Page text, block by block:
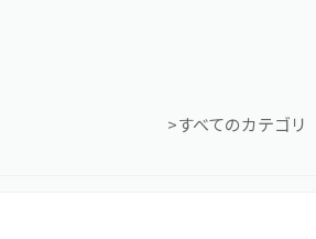
>すべてのカテゴリ